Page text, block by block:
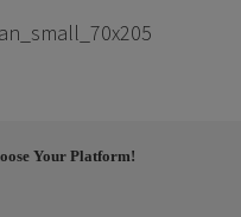
Your Platform!